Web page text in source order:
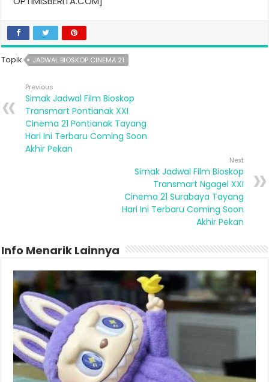
Topik JADWAL BIOSKOP CINEMA 21
Previous
Simak Jadwal Film Bioskop
Transmart Pontianak XXI
Cinema 21 Pontianak Tayang
Hari Ini Terbaru Coming Soon
Akhir Pekan
Next
Simak Jadwal Film Bioskop
Transmart Ngagel XXI
Cinema 21 Surabaya Tayang
Hari Ini Terbaru Coming Soon
Akhir Pekan
Info Menarik Lainnya